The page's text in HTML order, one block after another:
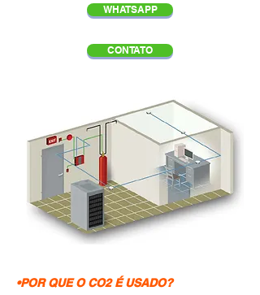
WHATSAPP
CONTATO
•POR QUE O CO2 É USADO?